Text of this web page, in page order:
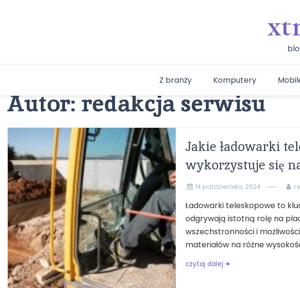
Z branży Komputery
Autor: redakcja serwisu
Jakie ładowarki
wykorzystuje się
14 października, 2024
Ładowarki teleskopowe to
odgrywają istotną rolę na
wszechstronności i
materiałów na różne
czytaj dalej